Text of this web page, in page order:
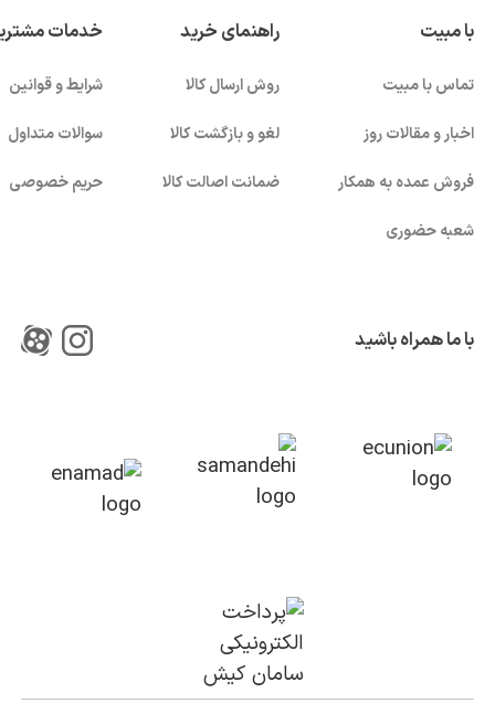
با مبیت
تماس با مبیت
اخبار و مقالات روز
فروش عمده به همکار
شعبه حضوری
راهنمای خرید
روش ارسال کالا
لغو و بازگشت کالا
ضمانت اصالت کالا
خدمات
شرایط و قوانین
سوالات متداول
حریم خصوصی
با ما همراه باشید